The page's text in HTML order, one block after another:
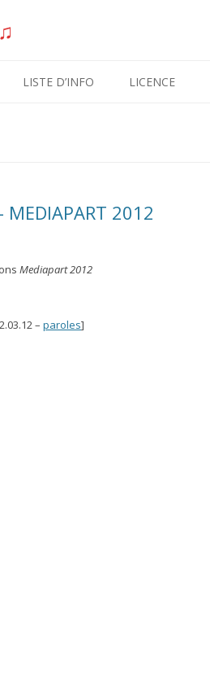
LISTE D’INFO LICENCE
MEDIAPART 2012
Mediapart 2012
– paroles]